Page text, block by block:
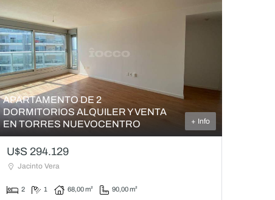
APARTAMENTO DE 2
DORMITORIOS ALQUILER Y VENTA
EN TORRES NUEVOCENTRO
+ Info
U$S 294.129
Jacinto Vera
2 1 68,00 m² 90,00 m²